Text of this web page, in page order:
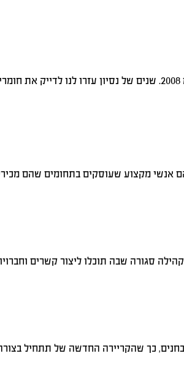
אנשי מקצוע שעוסקים בתחומים שהם
סגורה שבה תוכלו ליצור קשרים
כך שהקריירה החדשה של תתחיל